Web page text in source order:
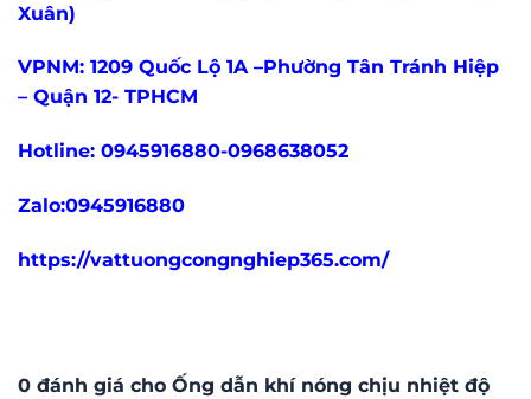
Xuân)
VPNM: 1209 Quốc Lộ 1A –Phường Tân Tránh Hiệp
– Quận 12- TPHCM
Hotline: 0945916880-0968638052
Zalo:0945916880
https://vattuongcongnghiep365.com/
0 đánh giá cho Ống dẫn khí nóng chịu nhiệt độ